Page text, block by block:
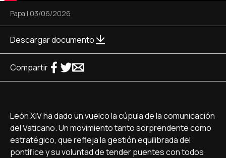
Papa | 03/06/2026
Descargar documento
Compartir
León XIV ha dado un vuelco la cúpula de la comunicación
del Vaticano. Un movimiento tanto sorprendente como
estratégico, que refleja la gestión equilibrada del
pontífice y su voluntad de tender puentes con todos